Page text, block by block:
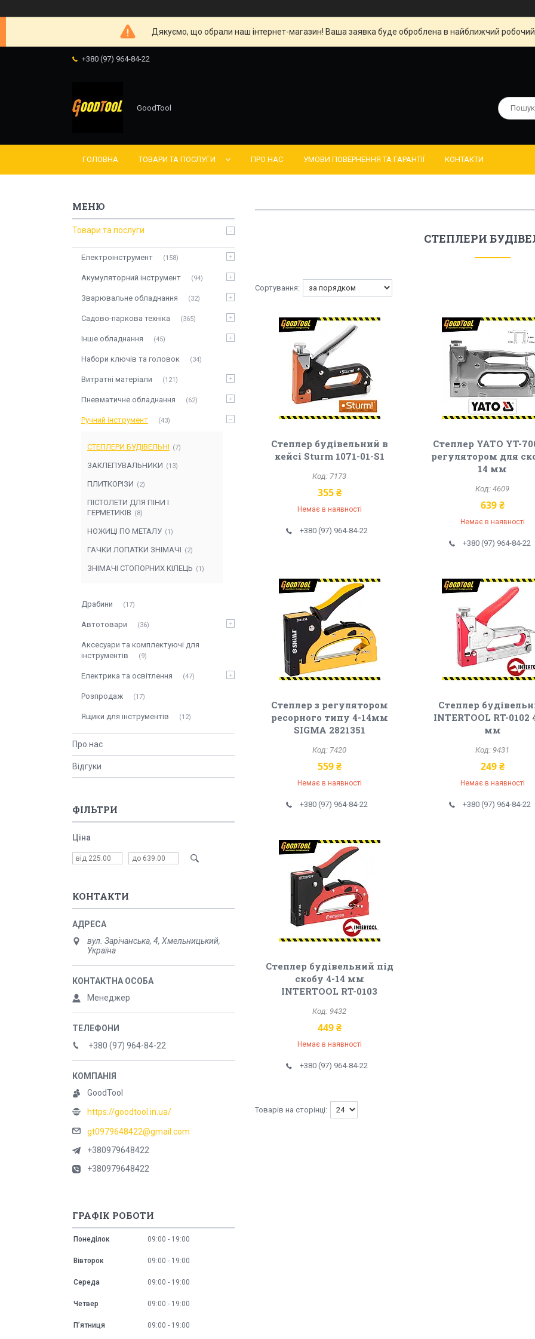
Дякуємо, що обрали наш інтернет-магазин! Ваша заявка буде оброблена в найближчий
+380 (97) 964-84-22
GoodTool
ГОЛОВНА ТОВАРИ ТА ПОСЛУГИ ПРО НАС УМОВИ ПОВЕРНЕННЯ ТА ГАРАНТІЇ КОНТАКТИ
СТЕПЛЕРИ
Степлер будівельний в
кейсі Sturm 1071-01-S1
7173
355 ₴
Немає в наявності
+380 (97) 964-84-22
Степлер YATO YT-
регулятором для
14 мм
4609
639 ₴
Немає в наявності
+380 (97) 964-84-22
Степлер з регулятором
ресорного типу 4-14мм
SIGMA 2821351
7420
559 ₴
Немає в наявності
+380 (97) 964-84-22
Степлер
INTERTOOL RT-0102
мм
9431
249 ₴
Немає в наявності
+380 (97) 964-84-22
Степлер будівельний під
скобу 4-14 мм
INTERTOOL RT-0103
9432
449 ₴
Немає в наявності
+380 (97) 964-84-22
Товари та послуги
Електроінструмент 158
Акумуляторний інструмент 94
Зварювальне обладнання 32
Садово-паркова техніка 365
Інше обладнання 45
Набори ключів та головок 34
Витратні матеріали 121
Пневматичне обладнання 62
Ручний інструмент 43
СТЕПЛЕРИ БУДІВЕЛЬНІ 7
ЗАКЛЕПУВАЛЬНИКИ 13
ПЛИТКОРІЗИ 2
ПІСТОЛЕТИ ДЛЯ ПІНИ І
ГЕРМЕТИКІВ
8
НОЖИЦІ ПО МЕТАЛУ 1
ГАЧКИ ЛОПАТКИ ЗНІМАЧІ 2
ЗНІМАЧІ СТОПОРНИХ КІЛЕЦЬ 1
Драбини 17
Автотовари 36
Аксесуари та комплектуючі для
інструментів
9
Електрика та освітлення 47
Розпродаж 17
Ящики для інструментів 12
Про нас
Відгуки
ФІЛЬТРИ
Ціна
КОНТАКТИ
вул. Зарічанська, 4, Хмельницький,
Україна
Менеджер
+380 (97) 964-84-22
GoodTool
https://goodtool.in.ua/
gt0979648422@gmail.com
+380979648422
+380979648422
ГРАФІК РОБОТИ
Понеділок 09:00 19:00
Вівторок 09:00 19:00
Середа 09:00 19:00
Четвер 09:00 19:00
Пʼятниця 09:00 19:00